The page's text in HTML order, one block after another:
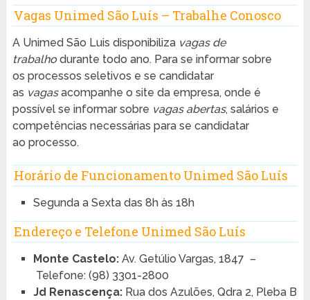
Vagas Unimed São Luís – Trabalhe Conosco
A Unimed São Luis disponibiliza vagas de
trabalhodurante todo ano. Para se informar sobre
os processos seletivos e se candidatar
as vagasacompanhe o site da empresa, onde é
possível se informar sobre vagas abertas, salários e
competências necessárias para se candidatar
ao processo.
Horário de Funcionamento Unimed São Luís
Segunda a Sexta das 8h às 18h
Endereço e Telefone Unimed São Luís
Monte Castelo:Av. Getúlio Vargas, 1847 –
Telefone: (98) 3301-2800
Jd Renascença:Rua dos Azulões, Qdra 2, Pleba B